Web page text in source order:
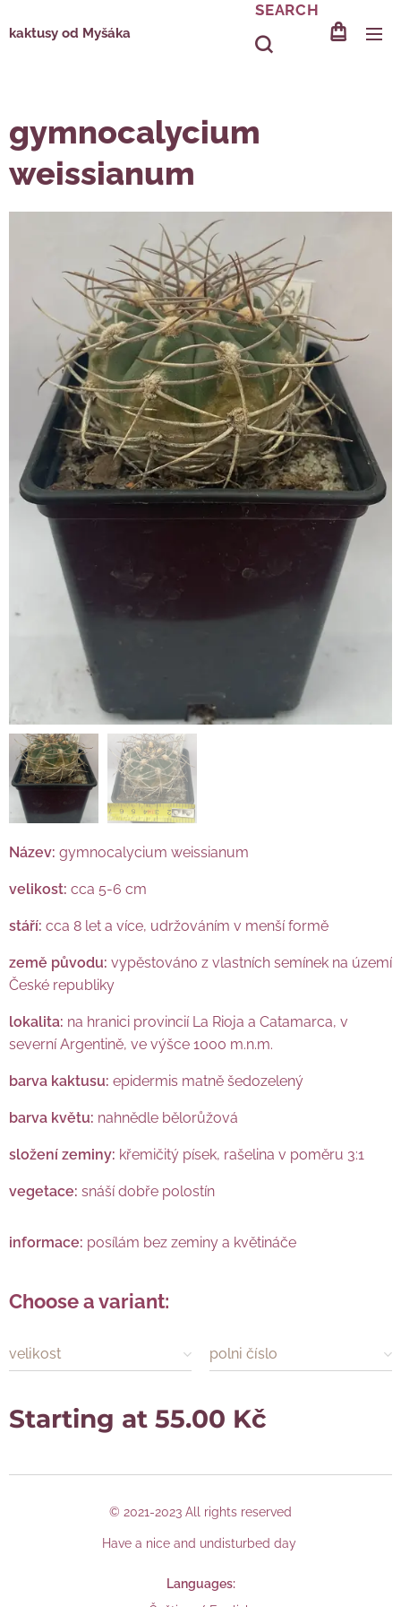
kaktusy od Myšáka
SEARCH
gymnocalycium
weissianum
Název: gymnocalycium weissianum
velikost: cca 5-6 cm
stáří: cca 8 let a více, udržováním v menší formě
země původu: vypěstováno z vlastních semínek na území
České republiky
lokalita: na hranici provincií La Rioja a Catamarca, v
severní Argentině, ve výšce 1000 m.n.m.
barva kaktusu: epidermis matně šedozelený
barva květu: nahnědle bělorůžová
složení zeminy: křemičitý písek, rašelina v poměru 3:1
vegetace: snáší dobře polostín
informace: posílám bez zeminy a květináče
Choose a variant:
velikost polni číslo
Starting at 55.00 Kč
© 2021-2023 All rights reserved
Have a nice and undisturbed day
Languages